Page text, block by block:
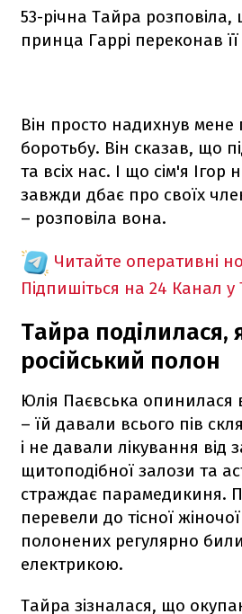
53-річна Тайра розповіла,
принца Гаррі переконав
Він просто надихнув
боротьбу. Він сказав, що
та всіх нас. І що сім'я Ігор
завжди дбає про своїх
– розповіла вона.
Читайте оперативні
Підпишіться на 24 Канал у
Тайра
російський полон
Юлія Паєвська опинилася
– їй давали всього пів
і не давали лікування від
щитоподібної залози та
страждає парамедикиня.
перевели до тісної
полонених регулярно
електрикою.
Тайра зізналася, що